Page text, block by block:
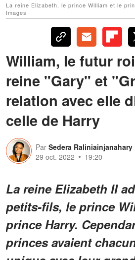
La reine Elizabeth, le prince William et le
Images
William, le futur
reine "Gary" et
relation avec elle
celle de Harry
Par Sedera Raliniainjanahary
29 oct. 2022
19:20
La reine Elizabeth II
petits-fils, le prince
prince Harry.
princes avaient